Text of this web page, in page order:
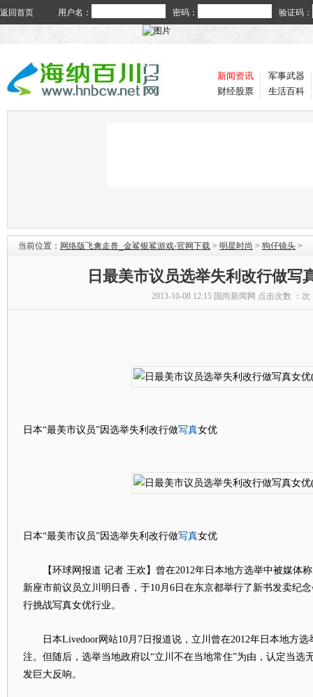
返回首页 用户名： 密码： 验证码：
新闻资讯
财经股票
军事武器
生活百科
当前位置： 网络版飞禽走兽_金鲨银鲨游戏-官网下载 > 明星时尚 > 狗仔镜头 >
日最美市议员选举失利改行做写
2013-10-08 12:15 国尚新闻网 点击次数 ： 次
日本“最美市议员”因选举失利改行做写真女优
日本“最美市议员”因选举失利改行做写真女优
【环球网报道 记者 王欢】曾在2012年日本地方选举中被媒体称
新座市前议员立川明日香，于10月6日在东京都举行了新书发卖纪
行挑战写真女优行业。
日本Livedoor网站10月7日报道说，立川曾在2012年日本地方选
注。但随后，选举当地政府以“立川不在当地常住”为由，认定当选
发巨大反响。